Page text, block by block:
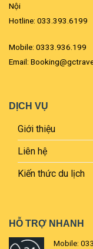
Nội
Hotline: 033.393.6199
Mobile: 0333.936.199
Email:
DỊCH VỤ
Giới thiệu
Liên hệ
Kiến thức du lịch
HỖ TRỢ NHANH
Mobile: